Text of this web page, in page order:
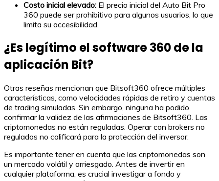
Costo inicial elevado: El precio inicial del Auto Bit Pro
360 puede ser prohibitivo para algunos usuarios, lo que
limita su accesibilidad.
¿Es legítimo el software 360 de la
aplicación Bit?
Otras reseñas mencionan que Bitsoft360 ofrece múltiples
características, como velocidades rápidas de retiro y cuentas
de trading simuladas. Sin embargo, ninguna ha podido
confirmar la validez de las afirmaciones de Bitsoft360. Las
criptomonedas no están reguladas. Operar con brokers no
regulados no calificará para la protección del inversor.
Es importante tener en cuenta que las criptomonedas son
un mercado volátil y arriesgado. Antes de invertir en
cualquier plataforma, es crucial investigar a fondo y